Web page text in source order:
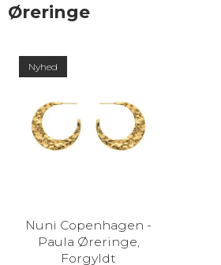
Øreringe
Nyhed
Nuni Copenhagen -
Paula Øreringe,
Forgyldt